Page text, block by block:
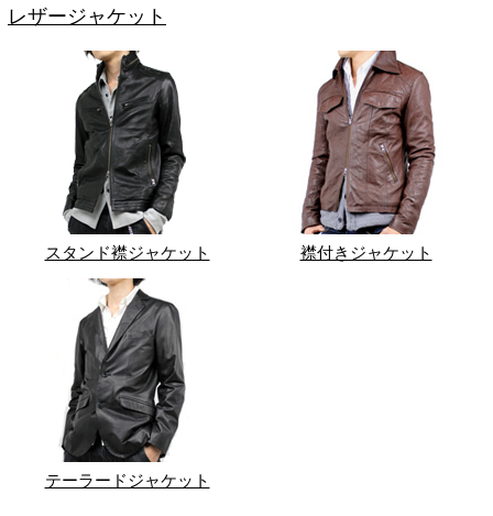
レザージャケット
スタンド襟ジャケット 襟付きジャケット
テーラードジャケット